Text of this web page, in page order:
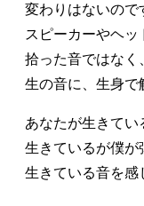
変わりはないので
スピーカーやヘ
拾った音ではなく
生の音に、生身で
あなたが生きてい
生きているが僕が
生きている音を感